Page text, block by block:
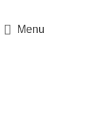
Menu